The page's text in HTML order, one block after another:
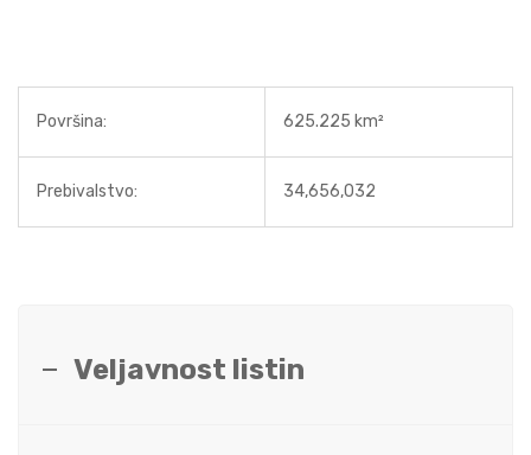
Površina: 625.225 km²
Prebivalstvo: 34,656,032
Veljavnost listin